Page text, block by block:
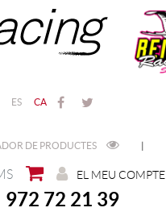
ES CA
DE PRODUCTES |
EL MEU COMPTE
972 72 21 39